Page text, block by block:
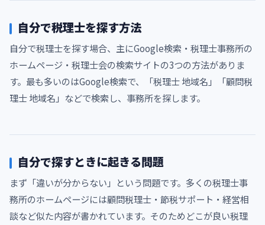
自分で税理士を探す方法
自分で税理士を探す場合、主にGoogle検索・税理士事務所の
ホームページ・税理士会の検索サイトの3つの方法がありま
す。最も多いのはGoogle検索で、「税理士 地域名」「顧問税
理士 地域名」などで検索し、事務所を探します。
自分で探すときに起きる問題
まず「違いが分からない」という問題です。多くの税理士事
務所のホームページには顧問税理士・節税サポート・経営相
談など似た内容が書かれています。そのためどこが良い税理